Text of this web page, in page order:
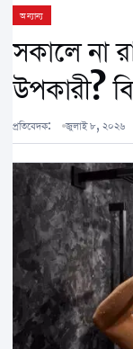
অন্যান্য
সকালে না
উপকারী?
প্রতিবেদক: জুলাই ৮, ২০২৬